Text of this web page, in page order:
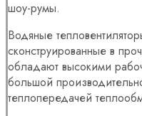
шоу-румы.
Водяные
сконструированные в
обладают высокими
большой
теплопередачей